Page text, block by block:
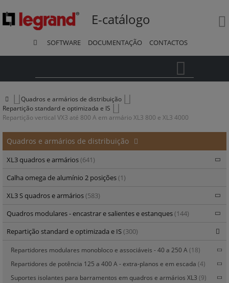
E-catálogo
SOFTWARE DOCUMENTAÇÃO CONTACTOS
Quadros e armários de distribuição
Repartição standard e optimizada e IS
Repartição vertical VX3 até 800 A em armário XL3 800 e XL3 4000
Quadros e armários de distribuição
XL3 quadros e armários(641)
Calha omega de alumínio 2 posições(1)
XL3 S quadros e armários(583)
Quadros modulares - encastrar e salientes e estanques(144)
Repartição standard e optimizada e IS(300)
Repartidores modulares monobloco e associáveis - 40 a 250 A(18)
Repartidores de potência 125 a 400 A - extra-planos e em escada (4)
Suportes isolantes para barramentos em quadros e armários XL3 (9)